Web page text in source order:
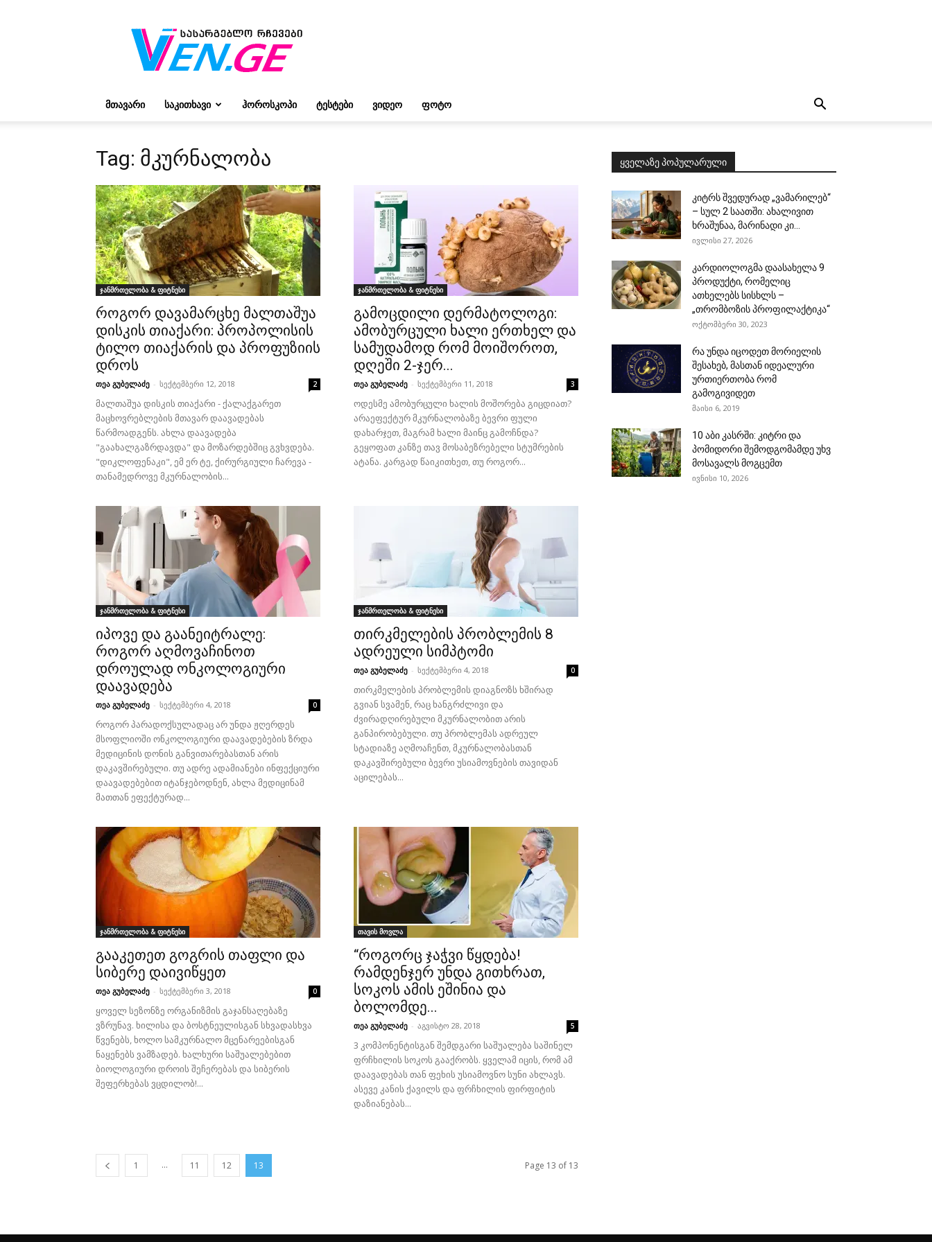
ვივიენისგან
ᲛᲗᲐᲕᲐᲠᲘ ᲡᲐᲙᲘᲗᲮᲐᲕᲘ ᲰᲝᲠᲝᲡᲙᲝᲞᲘ ᲢᲔᲡᲢᲔᲑᲘ ᲕᲘᲓᲔᲝ ᲤᲝᲢᲝ
Tag: მკურნალობა
ჯანმრთელობა & ფიტნესი
როგორ დავამარცხე მალთაშუა
დისკის თიაქარი: პროპოლისის
ტილო თიაქარის და პროფუზიის
დროს
თეა გუბელაძე - სექტემბერი 12, 2018 2
მალთაშუა დისკის თიაქარი - ქალაქგარეთ
მაცხოვრებლების მთავარ დაავადებას
წარმოადგენს. ახლა დაავადება
"გაახალგაზრდავდა" და მოზარდებშიც გვხვდება.
"დიკლოფენაკი", ემ ერ ტე, ქირურგიული ჩარევა -
თანამედროვე მკურნალობის...
ჯანმრთელობა & ფიტნესი
გამოცდილი დერმატოლოგი:
ამობურცული ხალი ერთხელ და
სამუდამოდ რომ მოიშოროთ,
დღეში 2-ჯერ...
თეა გუბელაძე - სექტემბერი 11, 2018 3
ოდესმე ამობურცული ხალის მოშორება გიცდიათ?
არაეფექტურ მკურნალობაზე ბევრი ფული
დახარჯეთ, მაგრამ ხალი მაინც გამოჩნდა?
გეყოფათ კანზე თავ მოსაბეზრებელი სტუმრების
ატანა. კარგად წაიკითხეთ, თუ როგორ...
ჯანმრთელობა & ფიტნესი
იპოვე და გაანეიტრალე:
როგორ აღმოვაჩინოთ
დროულად ონკოლოგიური
დაავადება
თეა გუბელაძე - სექტემბერი 4, 2018 0
როგორ პარადოქსულადაც არ უნდა ჟღერდეს
მსოფლიოში ონკოლოგიური დაავადებების ზრდა
მედიცინის დონის განვითარებასთან არის
დაკავშირებული. თუ ადრე ადამიანები ინფექციური
დაავადებებით იტანჯებოდნენ, ახლა მედიცინამ
მათთან ეფექტურად...
ჯანმრთელობა & ფიტნესი
თირკმელების პრობლემის 8
ადრეული სიმპტომი
თეა გუბელაძე - სექტემბერი 4, 2018 0
თირკმელების პრობლემის დიაგნოზს ხშირად
გვიან სვამენ, რაც ხანგრძლივი და
ძვირადღირებული მკურნალობით არის
განპირობებული. თუ პრობლემას ადრეულ
სტადიაზე აღმოაჩენთ, მკურნალობასთან
დაკავშირებული ბევრი უსიამოვნების თავიდან
აცილებას...
ჯანმრთელობა & ფიტნესი
გააკეთეთ გოგრის თაფლი და
სიბერე დაივიწყეთ
თეა გუბელაძე - სექტემბერი 3, 2018 0
ყოველ სეზონზე ორგანიზმის გაჯანსაღებაზე
ვზრუნავ. ხილისა და ბოსტნეულისგან სხვადასხვა
წვენებს, ხოლო სამკურნალო მცენარეებისგან
ნაყენებს ვამზადებ. ხალხური საშუალებებით
ბიოლოგიური დროის შეჩერებას და სიბერის
შეფერხებას ვცდილობ!...
თავის მოვლა
“როგორც ჯაჭვი წყდება!
რამდენჯერ უნდა გითხრათ,
სოკოს ამის ეშინია და
ბოლომდე...
თეა გუბელაძე - აგვისტო 28, 2018 5
3 კომპონენტისგან შემდგარი საშუალება საშინელ
ფრჩხილის სოკოს გააქრობს. ყველამ იცის, რომ ამ
დაავადებას თან ფეხის უსიამოვნო სუნი ახლავს.
ასევე კანის ქავილს და ფრჩხილის ფირფიტის
დაზიანებას...
1 ... 11 12 13 Page 13 of 13
ყველაზე პოპულარული
კიტრს შვედურად „ვამარილებ“
– სულ 2 საათში: ახალივით
ხრაშუნაა, მარინადი კი...
ივლისი 27, 2026
კარდიოლოგმა დაასახელა 9
პროდუქტი, რომელიც
ათხელებს სისხლს –
„თრომბოზის პროფილაქტიკა“
ოქტომბერი 30, 2023
რა უნდა იცოდეთ მორიელის
შესახებ, მასთან იდეალური
ურთიერთობა რომ
გამოგივიდეთ
მაისი 6, 2019
10 აბი კასრში: კიტრი და
პომიდორი შემოდგომამდე უხვ
მოსავალს მოგცემთ
ივნისი 10, 2026